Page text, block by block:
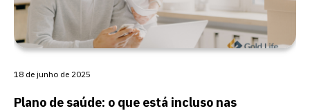
Plano de saúde: o que está incluso nas
18 de junho de 2025